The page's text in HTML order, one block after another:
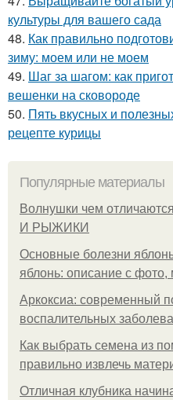
культуры для вашего сада
48. Как правильно
зиму: моем или не моем
49. Шаг за шагом: как
вешенки на сковороде
50. Пять вкусных и
рецепте курицы
Популярные материалы
Волнушки чем
И РЫЖИКИ
Основные болезни
яблонь: описание с
Аркоксиа: современный
воспалительных
Как выбрать семена из
правильно извлечь
Отличная клубника